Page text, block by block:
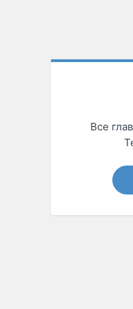
Все